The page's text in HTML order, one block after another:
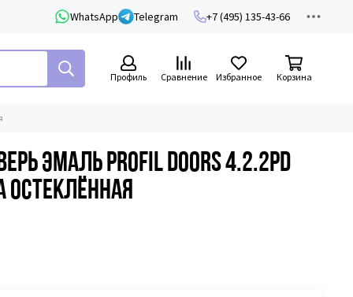
WhatsApp Telegram +7 (495) 135-43-66
Профиль Сравнение Избранное Корзина
эмаль Profil Doors 4.2.2PD
остеклённая